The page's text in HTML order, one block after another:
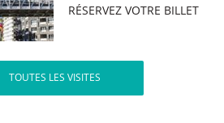
RÉSERVEZ VOTRE BILLET
TOUTES LES VISITES